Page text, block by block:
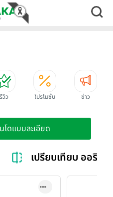
รีวิว โปรโมชั่น ข่าว
ดแบบละเอียด
เปรียบเทียบ ออริจิ้